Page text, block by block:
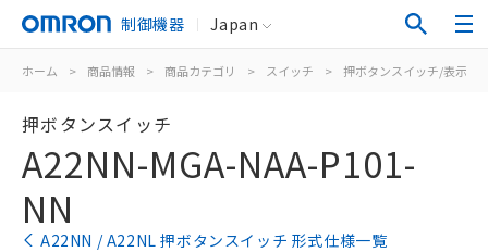
制御機器 Japan
ホーム > 商品情報 > 商品カテゴリ > スイッチ > 押ボタンスイッチ/表示灯
押ボタンスイッチ
A22NN-MGA-NAA-P101-
NN
A22NN / A22NL 押ボタンスイッチ 形式仕様一覧